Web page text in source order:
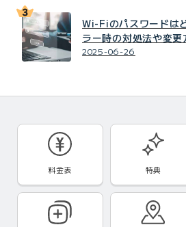
Wi-Fiのパスワードは
ラー時の対処法や変
2025-06-26
料金表 特典